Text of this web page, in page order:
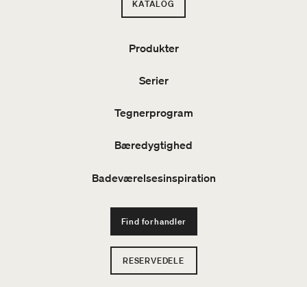
KATALOG
Produkter
Serier
Tegnerprogram
Bæredygtighed
Badeværelsesinspiration
Find forhandler
RESERVEDELE